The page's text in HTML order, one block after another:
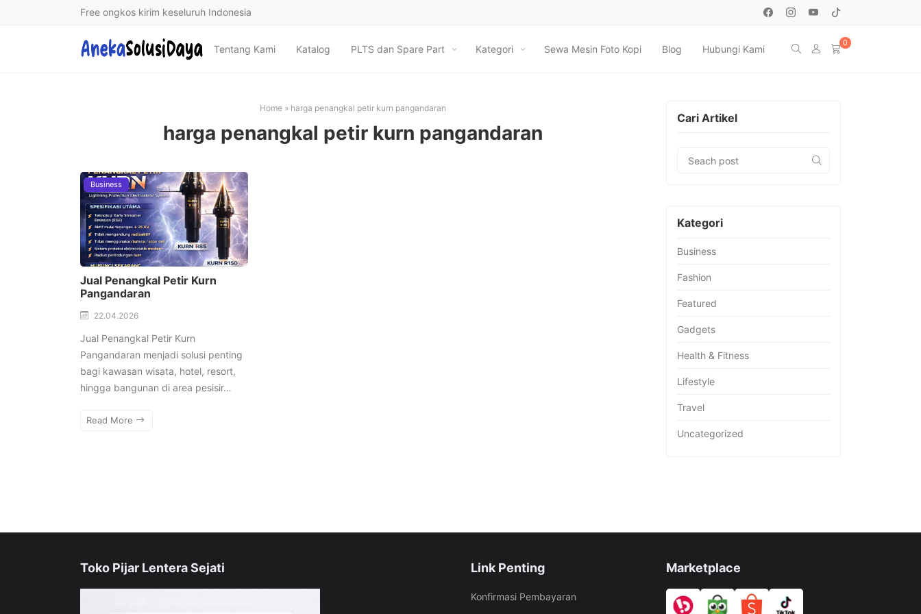
Free ongkos kirim keseluruh Indonesia
Tentang Kami Katalog PLTS dan Spare Part Kategori Sewa Mesin Foto Kopi Blog Hubungi Kami
0
Home» harga penangkal petir kurn pangandaran
harga penangkal petir kurn pangandaran
Business
Jual Penangkal Petir Kurn
Pangandaran
22.04.2026
Jual Penangkal Petir Kurn
Pangandaran menjadi solusi penting
bagi kawasan wisata, hotel, resort,
hingga bangunan di area pesisir…
Read More
Cari Artikel
Kategori
Business
Fashion
Featured
Gadgets
Health & Fitness
Lifestyle
Travel
Uncategorized
Toko Pijar Lentera Sejati Link Penting
Konfirmasi Pembayaran
Marketplace